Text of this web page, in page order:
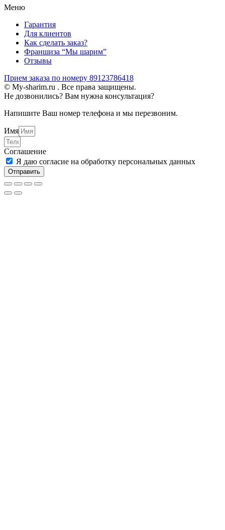
Меню
Гарантия
Для клиентов
Как сделать заказ?
Франшиза “Мы шарим”
Отзывы
Прием заказа по номеру 89123786418
© My-sharim.ru . Все права защищены.
Не дозвонились? Вам нужна консультация?
Напишите Ваш номер телефона и мы перезвоним.
Имя
Соглашение
Я даю согласие на обработку персональных данных
Отправить